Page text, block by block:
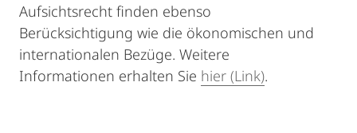
Aufsichtsrecht finden ebenso
Berücksichtigung wie die ökonomischen und
internationalen Bezüge. Weitere
Informationen erhalten Sie hier (Link).